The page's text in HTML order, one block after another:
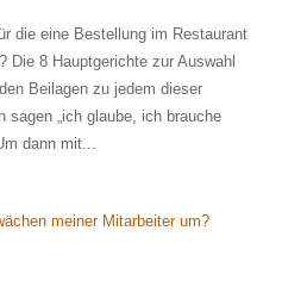
die eine Bestellung im Restaurant
Die 8 Hauptgerichte zur Auswahl
Beilagen zu jedem dieser
sagen „ich glaube, ich brauche
dann mit...